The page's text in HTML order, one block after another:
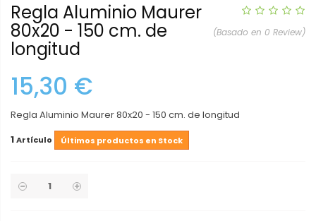
(Basado en 0 Review)
Regla Aluminio Maurer
80x20 - 150 cm. de
longitud
15,30 €
Regla Aluminio Maurer 80x20 - 150 cm. de longitud
1Artículo Últimos productos en Stock